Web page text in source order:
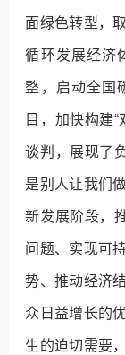
面绿色转型，
循环发展经济
整，启动全国
目，加快构建
谈判，展现了
是别人让我们
新发展阶段，
问题、实现可
势、推动经济
众日益增长的
生的迫切需要